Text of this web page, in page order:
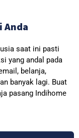
Anda
saat ini pasti
yang andal pada
belanja,
banyak lagi. Buat
pasang Indihome